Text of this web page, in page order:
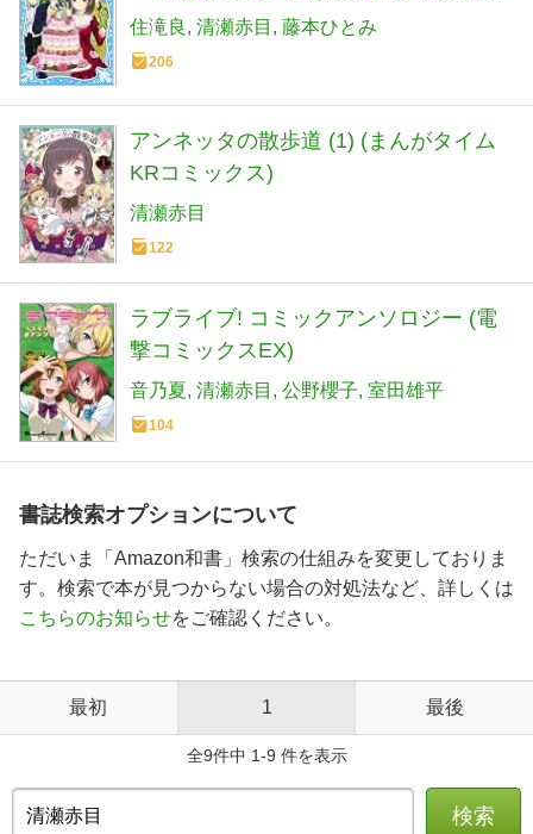
286-16 妖精チームG事件ノート)
住滝良 清瀬赤目 藤本ひとみ
206
アンネッタの散歩道 (1) (まんがタイム
KRコミックス)
清瀬赤目
122
ラブライブ! コミックアンソロジー (電
撃コミックスEX)
音乃夏 清瀬赤目 公野櫻子 室田雄平
104
書誌検索オプションについて
ただいま「Amazon和書」検索の仕組みを変更しておりま
す。検索で本が見つからない場合の対処法など、詳しくは
こちらのお知らせをご確認ください。
最初 1 最後
全9件中 1-9 件を表示
検索